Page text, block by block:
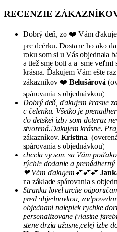
RECENZIE
Dobrý deň, zo ❤️ Vám
pre dcérku. Dostane ho ako
roku som si u Vás objednala
a tiež sme boli a aj sme
krásna. Ďakujem Vám ešte
zákaznikov ❤️ Belušárová
spárovania s objednávkou)
Dobrý deň, ďakujem krasne
a čelenku. Všetko je
do detskej izby som doteraz
stvorená.Dakujem krásne.
zákazníkov. Kristína
spárovania s objednávkou)
chcela vy som sa Vám
rýchle dodanie a
❤ Vám ďakujem💕💕💕
na základe spárovania s
Stranku lovel urcite
pred objednavkou,
objednani nalepiek rychke
personalizovane (vlastne
stene drzia užasne,celej izbe